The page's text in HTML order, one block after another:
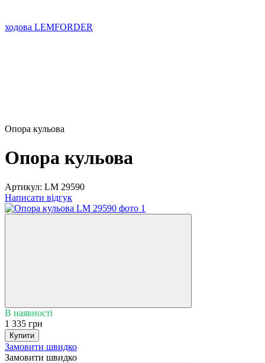
ходова LEMFORDER
Опора кульова
Опора кульова
Артикул: LM 29590
Написати відгук
В наявності
1 335 грн
Купити
Замовити швидко
Замовити швидко